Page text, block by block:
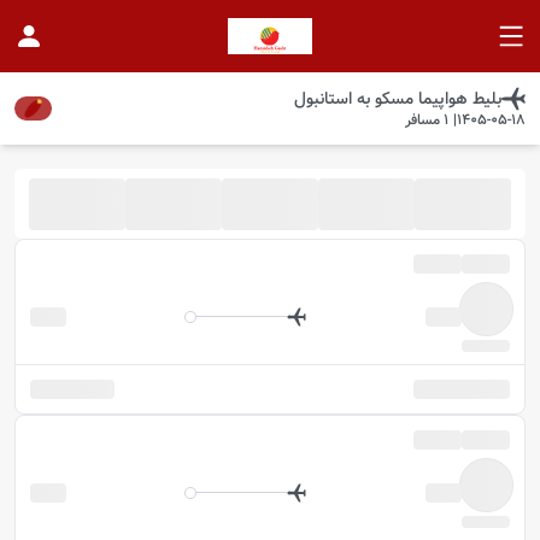
بلیط هواپیما مسکوبهاستانبول
1405-05-18
|
1مسافر